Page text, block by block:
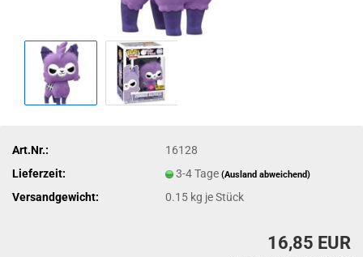
Art.Nr.:
16128
Lieferzeit:
3-4 Tage(Ausland abweichend)
Versandgewicht: 0.15 kg je Stück
16,85 EUR